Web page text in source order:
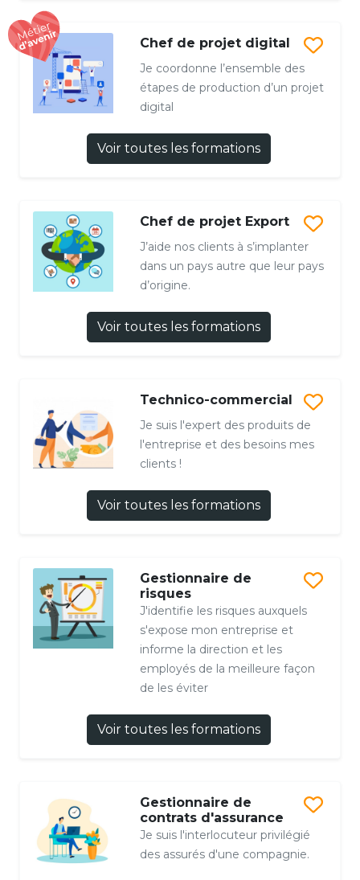
Chef de projet digital
Je coordonne l’ensemble des
étapes de production d’un projet
digital
Voir toutes les formations
Chef de projet Export
J’aide nos clients à s’implanter
dans un pays autre que leur pays
d’origine.
Voir toutes les formations
Technico-commercial
Je suis l'expert des produits de
l'entreprise et des besoins mes
clients !
Voir toutes les formations
Gestionnaire de
risques
J'identifie les risques auxquels
s'expose mon entreprise et
informe la direction et les
employés de la meilleure façon
de les éviter
Voir toutes les formations
Gestionnaire de
contrats d'assurance
Je suis l'interlocuteur privilégié
des assurés d'une compagnie.